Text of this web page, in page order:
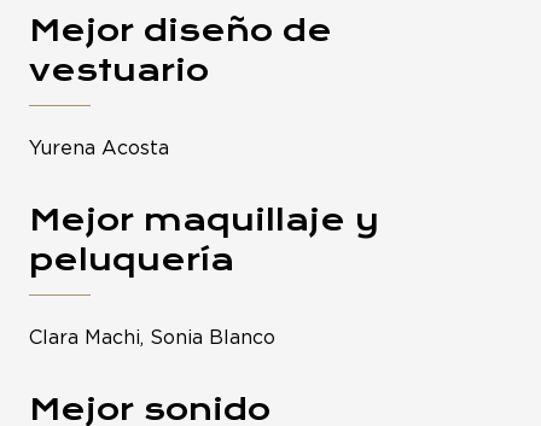
Mejor diseño de
vestuario
Yurena Acosta
Mejor maquillaje y
peluquería
Clara Machi, Sonia Blanco
Mejor sonido